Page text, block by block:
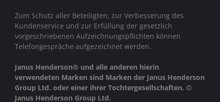
Zum Schutz aller Beteiligten, zur Verbesserung des
Kundenservice und zur Erfüllung der gesetzlich
vorgeschriebenen Aufzeichnungspflichten können
Telefongespräche aufgezeichnet werden.
Janus Henderson® und alle anderen hierin
verwendeten Marken sind Marken der Janus Henderson
Group Ltd. oder einer ihrer Tochtergesellschaften. ©
Janus Henderson Group Ltd.